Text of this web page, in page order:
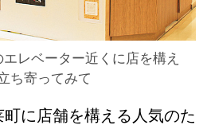
エレベーター近くに店を構え
ち寄ってみて
に店舗を構える人気のた